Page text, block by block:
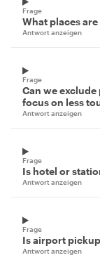
Frage
What places
Antwort anzeigen
Frage
Can we
focus on less
Antwort anzeigen
Frage
Is hotel or
Antwort anzeigen
Frage
Is airport
Antwort anzeigen